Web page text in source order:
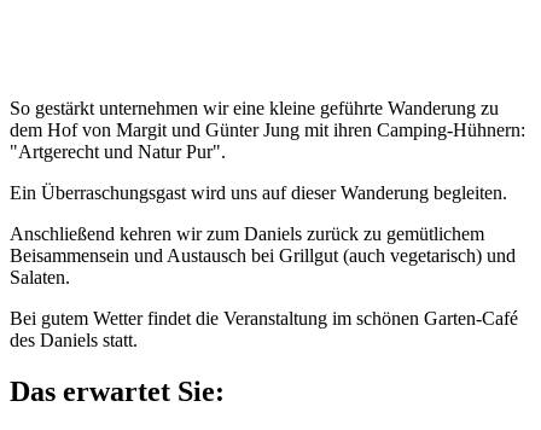
So gestärkt unternehmen wir eine kleine geführte Wanderung zu
dem Hof von Margit und Günter Jung mit ihren Camping-Hühnern:
"Artgerecht und Natur Pur".
Ein Überraschungsgast wird uns auf dieser Wanderung begleiten.
Anschließend kehren wir zum Daniels zurück zu gemütlichem
Beisammensein und Austausch bei Grillgut (auch vegetarisch) und
Salaten.
Bei gutem Wetter findet die Veranstaltung im schönen Garten-Café
des Daniels statt.
Das erwartet Sie: